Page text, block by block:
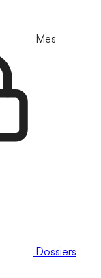
Mes
Dossiers